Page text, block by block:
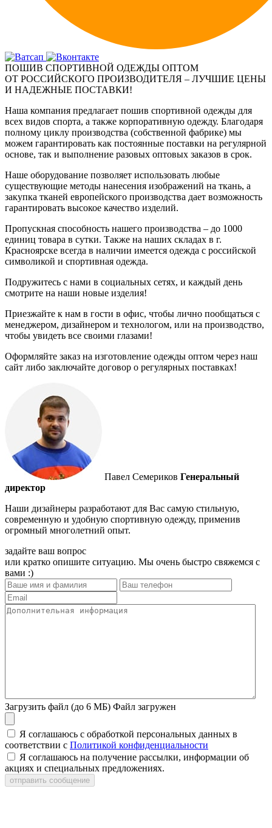
ПОШИВ СПОРТИВНОЙ ОДЕЖДЫ ОПТОМ
ОТ РОССИЙСКОГО ПРОИЗВОДИТЕЛЯ – ЛУЧШИЕ ЦЕНЫ
И НАДЕЖНЫЕ ПОСТАВКИ!
Наша компания предлагает пошив спортивной одежды для
всех видов спорта, а также корпоративную одежду. Благодаря
полному циклу производства (собственной фабрике) мы
можем гарантировать как постоянные поставки на регулярной
основе, так и выполнение разовых оптовых заказов в срок.
Наше оборудование позволяет использовать любые
существующие методы нанесения изображений на ткань, а
закупка тканей европейского производства дает возможность
гарантировать высокое качество изделий.
Пропускная способность нашего производства – до 1000
единиц товара в сутки. Также на наших складах в г.
Красноярске всегда в наличии имеется одежда с российской
символикой и спортивная одежда.
Подружитесь с нами в социальных сетях, и каждый день
смотрите на наши новые изделия!
Приезжайте к нам в гости в офис, чтобы лично пообщаться с
менеджером, дизайнером и технологом, или на производство,
чтобы увидеть все своими глазами!
Оформляйте заказ на изготовление одежды оптом через наш
сайт либо заключайте договор о регулярных поставках!
Павел Семериков Генеральный
директор
Наши дизайнеры разработают для Вас самую стильную,
современную и удобную спортивную одежду, применив
огромный многолетний опыт.
задайте ваш вопрос
или кратко опишите ситуацию. Мы очень быстро свяжемся с
вами :)
Загрузить файл (до 6 МБ) Файл загружен
Я соглашаюсь с обработкой персональных данных в
соответствии с Политикой конфиденциальности
Я соглашаюсь на получение рассылки, информации об
акциях и специальных предложениях.
отправить сообщение